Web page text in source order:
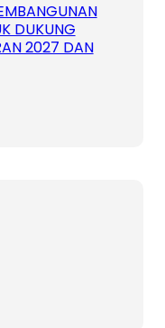
DUKUNG
2027 DAN